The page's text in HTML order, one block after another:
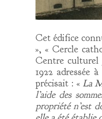
Cet édifice
», « Cercle
Centre culturel
1922 adressée
précisait : « La
l’aide des
propriété n’est